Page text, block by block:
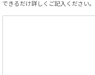
できるだけ詳しくご記入ください。